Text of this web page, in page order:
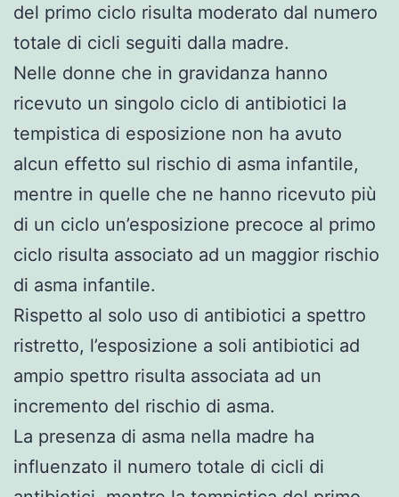
del primo ciclo risulta moderato dal numero
totale di cicli seguiti dalla madre.
Nelle donne che in gravidanza hanno
ricevuto un singolo ciclo di antibiotici la
tempistica di esposizione non ha avuto
alcun effetto sul rischio di asma infantile,
mentre in quelle che ne hanno ricevuto più
di un ciclo un’esposizione precoce al primo
ciclo risulta associato ad un maggior rischio
di asma infantile.
Rispetto al solo uso di antibiotici a spettro
ristretto, l’esposizione a soli antibiotici ad
ampio spettro risulta associata ad un
incremento del rischio di asma.
La presenza di asma nella madre ha
influenzato il numero totale di cicli di